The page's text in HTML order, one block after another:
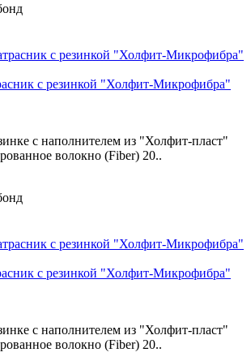
с резинкой "Холфит-Микрофибра"
с наполнителем из "Холфит-пласт"
волокно (Fiber) 20..
с резинкой "Холфит-Микрофибра"
с наполнителем из "Холфит-пласт"
волокно (Fiber) 20..